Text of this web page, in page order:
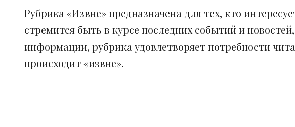
Рубрика «Извне» предназначена для тех, кто
стремится быть в курсе последних событий и
информации, рубрика удовлетворяет потребности
происходит «извне».